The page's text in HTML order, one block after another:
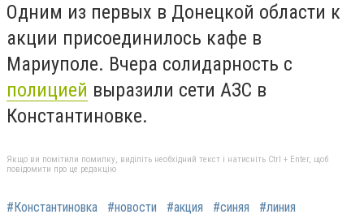
Одним из первых в Донецкой области к
акции присоединилось кафе в
Мариуполе. Вчера солидарность с
полицией выразили сети АЗС в
Константиновке.
Якщо ви помітили помилку, виділіть необхідний текст і натисніть Ctrl + Enter, щоб
повідомити про це редакцію
#Константиновка #новости #акция #синяя #линия